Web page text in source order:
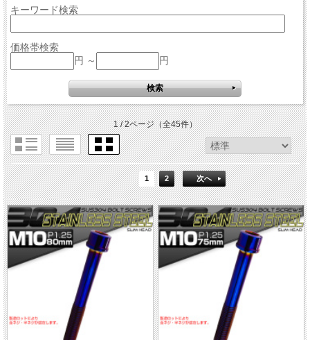
キーワード検索
価格帯検索
円 ～
円
1 / 2ページ（全45件）
1 2 次へ